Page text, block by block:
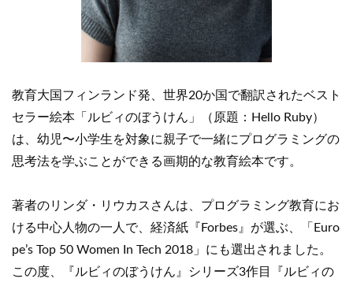
教育大国フィンランド発、世界20か国で翻訳されたベスト
セラー絵本「ルビィのぼうけん」（原題：Hello Ruby）
は、幼児〜小学生を対象に親子で一緒にプログラミングの
思考法を学ぶことができる画期的な教育絵本です。
著者のリンダ・リウカスさんは、プログラミング教育にお
ける中心人物の一人で、経済紙『Forbes』が選ぶ、「Euro
pe’s Top 50 Women In Tech 2018」にも選出されました。
この度、『ルビィのぼうけん』シリーズ3作目『ルビィの